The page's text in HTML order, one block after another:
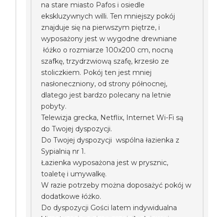
na stare miasto Pafos i osiedle
ekskluzywnych willi. Ten mniejszy pokój
znajduje się na pierwszym piętrze, i
wyposażony jest w wygodne drewniane
łóżko o rozmiarze 100x200 cm, nocną
szafkę, trzydrzwiową szafę, krzesło ze
stoliczkiem. Pokój ten jest mniej
nasłoneczniony, od strony północnej,
dlatego jest bardzo polecany na letnie
pobyty.
Telewizja grecka, Netflix, Internet Wi-Fi są
do Twojej dyspozycji.
Do Twojej dyspozycji wspólna łazienka z
Sypialnią nr 1.
Łazienka wyposażona jest w prysznic,
toaletę i umywalkę.
W razie potrzeby można doposażyć pokój w
dodatkowe łóżko.
Do dyspozycji Gości latem indywidualna